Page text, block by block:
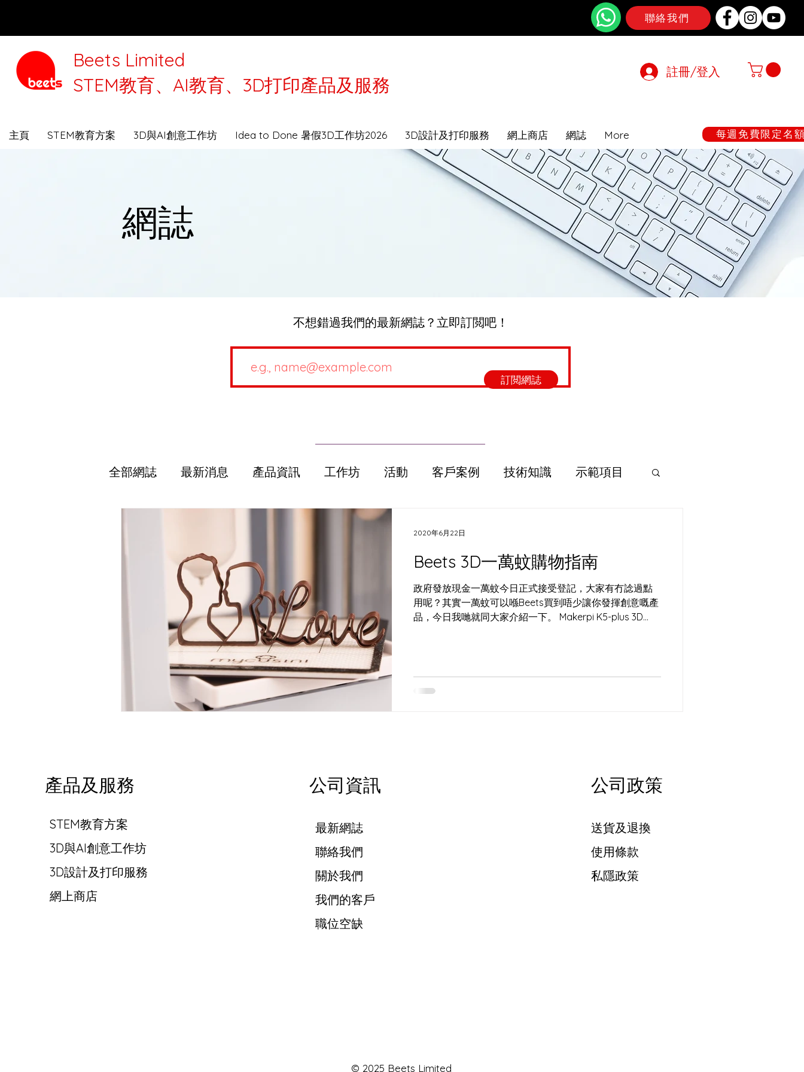
聯絡我們
Beets Limited
STEM教育、AI教育、3D打印產品及服務
註冊/登入
主頁 STEM教育方案 3D與AI創意工作坊 Idea to Done 暑假3D工作坊2026 3D設計及打印服務 網上商店 網誌 More 每週免費限定名
網誌
不想錯過我們的最新網誌？立即訂閲吧！
訂閲網誌
全部網誌 最新消息 產品資訊 工作坊 活動 客戶案例 技術知識 示範項目
Beets Talk
Beets 3D一萬蚊購物指南
政府發放現金一萬蚊今日正式接受登記，大家有冇諗過點
用呢？其實一萬蚊可以喺Beets買到唔少讓你發揮創意嘅產
品，今日我哋就同大家介紹一下。 Makerpi K5-plus 3D
2020年6月22日
產品及服務
STEM教育方案
3D與AI創意工作坊
3D設計及打印服務
網上商店
公司資訊
最新網誌
聯絡我們
關於我們
我們的客戶
職位空缺
公司政策
送貨及退換
使用條款
私隱政策
© 2025 Beets Limited